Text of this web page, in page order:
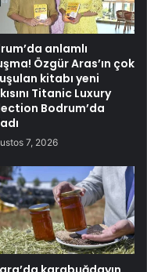
anlamlı
Özgür Aras’ın çok
kitabı yeni
Titanic Luxury
Bodrum’da
7, 2026